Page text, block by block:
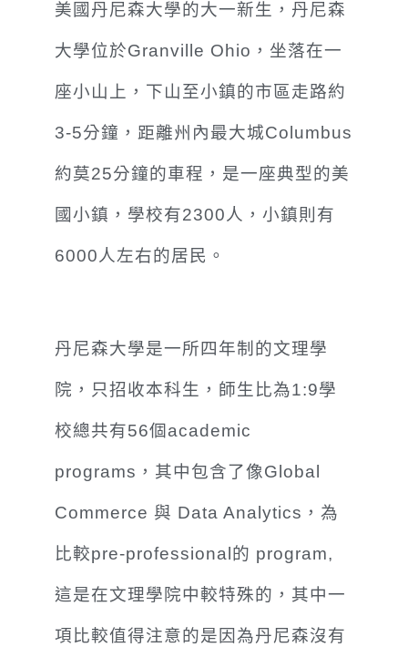
美國丹尼森大學的大一新生，丹尼森
大學位於Granville Ohio，坐落在一
座小山上，下山至小鎮的市區走路約
3-5分鐘，距離州內最大城Columbus
約莫25分鐘的車程，是一座典型的美
國小鎮，學校有2300人，小鎮則有
6000人左右的居民。
丹尼森大學是一所四年制的文理學
院，只招收本科生，師生比為1:9學
校總共有56個academic
programs，其中包含了像Global
Commerce 與 Data Analytics，為
比較pre-professional的 program,
這是在文理學院中較特殊的，其中一
項比較值得注意的是因為丹尼森沒有